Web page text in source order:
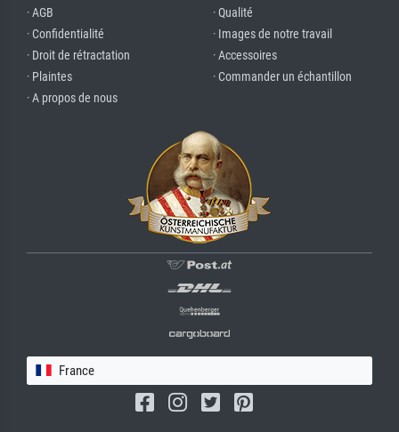
· AGB
· Confidentialité
· Droit de rétractation
· Plaintes
· A propos de nous
· Qualité
· Images de notre travail
· Accessoires
· Commander un échantillon
France